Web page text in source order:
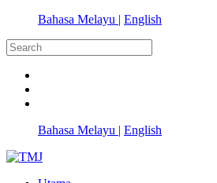
Bahasa Melayu | English
Bahasa Melayu | English